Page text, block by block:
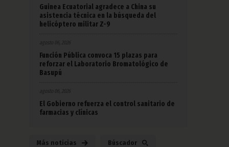
Guinea Ecuatorial agradece a China su
asistencia técnica en la búsqueda del
helicóptero militar Z-9
agosto 06, 2026
Función Pública convoca 15 plazas para
reforzar el Laboratorio Bromatológico de
Basupú
agosto 06, 2026
El Gobierno refuerza el control sanitario de
farmacias y clínicas
Más noticias Búscador